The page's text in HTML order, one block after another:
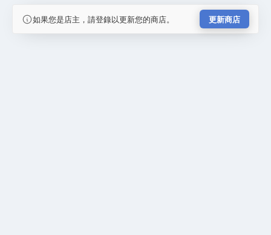
如果您是店主，請登錄以更新您的商店。 更新商店